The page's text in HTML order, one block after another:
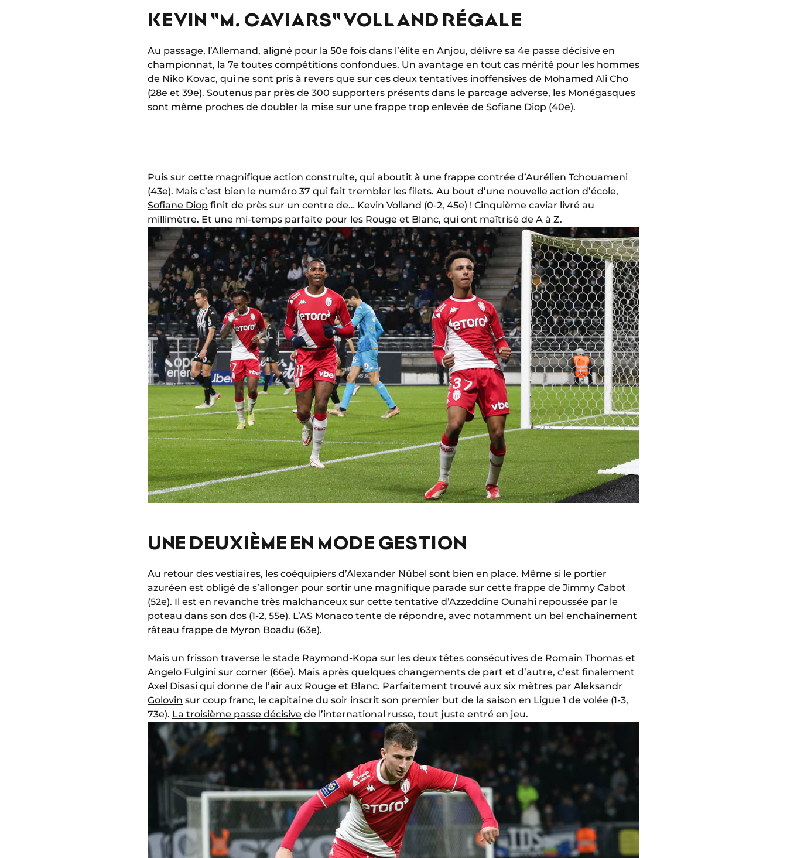
KEVIN "M. CAVIARS" VOLLAND RÉGALE
Au passage, l’Allemand, aligné pour la 50e fois dans l’élite en Anjou, délivre sa 4e passe décisive en
championnat, la 7e toutes compétitions confondues. Un avantage en tout cas mérité pour les hommes
de Niko Kovac, qui ne sont pris à revers que sur ces deux tentatives inoffensives de Mohamed Ali Cho
(28e et 39e). Soutenus par près de 300 supporters présents dans le parcage adverse, les Monégasques
sont même proches de doubler la mise sur une frappe trop enlevée de Sofiane Diop (40e).
Puis sur cette magnifique action construite, qui aboutit à une frappe contrée d’Aurélien Tchouameni
(43e). Mais c’est bien le numéro 37 qui fait trembler les filets. Au bout d’une nouvelle action d’école,
Sofiane Diop finit de près sur un centre de… Kevin Volland (0-2, 45e) ! Cinquième caviar livré au
millimètre. Et une mi-temps parfaite pour les Rouge et Blanc, qui ont maîtrisé de A à Z.
UNE DEUXIÈME EN MODE GESTION
Au retour des vestiaires, les coéquipiers d’Alexander Nübel sont bien en place. Même si le portier
azuréen est obligé de s’allonger pour sortir une magnifique parade sur cette frappe de Jimmy Cabot
(52e). Il est en revanche très malchanceux sur cette tentative d’Azzeddine Ounahi repoussée par le
poteau dans son dos (1-2, 55e). L’AS Monaco tente de répondre, avec notamment un bel enchaînement
râteau frappe de Myron Boadu (63e).
Mais un frisson traverse le stade Raymond-Kopa sur les deux têtes consécutives de Romain Thomas et
Angelo Fulgini sur corner (66e). Mais après quelques changements de part et d’autre, c’est finalement
Axel Disasi qui donne de l’air aux Rouge et Blanc. Parfaitement trouvé aux six mètres par Aleksandr
Golovin sur coup franc, le capitaine du soir inscrit son premier but de la saison en Ligue 1 de volée (1-3,
73e). La troisième passe décisive de l’international russe, tout juste entré en jeu.